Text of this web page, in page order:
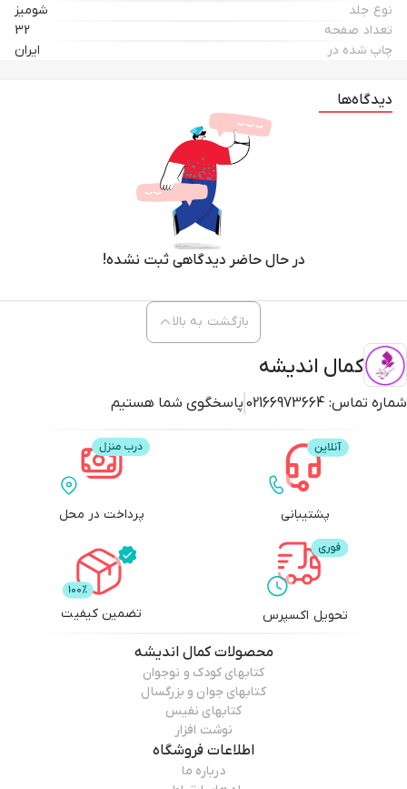
نوع جلد
شومیز
تعداد صفحه
32
چاپ شده در
ایران
دیدگاه‌ها
در حال حاضر دیدگاهی ثبت نشده!
کمال اندیشه
شماره تماس: 02166973664 پاسخگوی شما هستیم
بازگشت به بالا
پشتیبانی پرداخت در محل
تحویل اکسپرس تضمین کیفیت
محصولاتکمال اندیشه
کتابهای کودک و نوجوان
کتابهای جوان و بزرگسال
کتابهای نفیس
نوشت افزار
اطلاعات فروشگاه
درباره ما